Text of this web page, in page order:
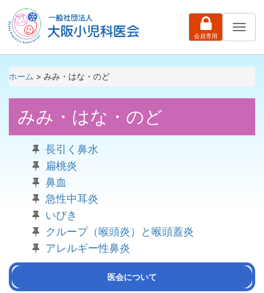
ナ
シ
会員専用
ホーム > みみ・はな・のど
みみ・はな・のど
長引く鼻水
扁桃炎
鼻血
急性中耳炎
いびき
クループ（喉頭炎）と喉頭蓋炎
アレルギー性鼻炎
医会について